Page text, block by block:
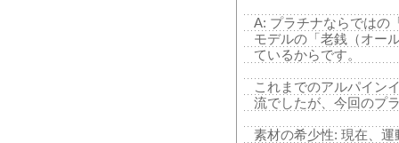
A: プラチナならではの
モデルの「老銭（オー
ているからです。
これまでのアルパイン
流でしたが、今回のプ
素材の希少性: 現在、